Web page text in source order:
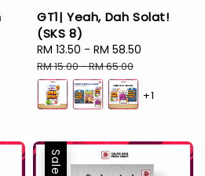
GT1| Yeah, Dah Solat!
(SKS 8)
Sale
price
RM 13.50 - RM 58.50
RM 15.00-RM 65.00
+1
Sale